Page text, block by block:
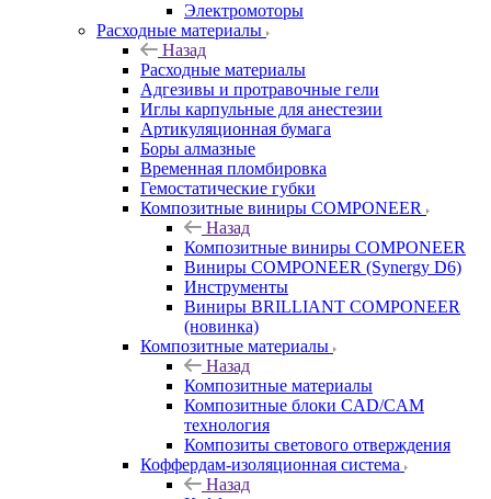
Электромоторы
Расходные материалы
Назад
Расходные материалы
Адгезивы и протравочные гели
Иглы карпульные для анестезии
Артикуляционная бумага
Боры алмазные
Временная пломбировка
Гемостатические губки
Композитные виниры COMPONEER
Назад
Композитные виниры COMPONEER
Виниры COMPONEER (Synergy D6)
Инструменты
Виниры BRILLIANT COMPONEER
(новинка)
Композитные материалы
Назад
Композитные материалы
Композитные блоки CAD/СAM
технология
Композиты светового отверждения
Коффердам-изоляционная система
Назад